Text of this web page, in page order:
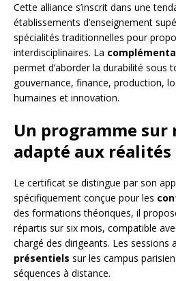
Cette alliance s’inscrit dans une
établissements d’enseignement
spécialités traditionnelles pour
interdisciplinaires. La
permet d’aborder la durabilité sous
gouvernance, finance, production,
humaines et innovation.
Un programme sur
adapté aux réalités
Le certificat se distingue par son
spécifiquement conçue pour les
des formations théoriques, il
répartis sur six mois, compatible
chargé des dirigeants. Les sessions
présentiels sur les campus
séquences à distance.